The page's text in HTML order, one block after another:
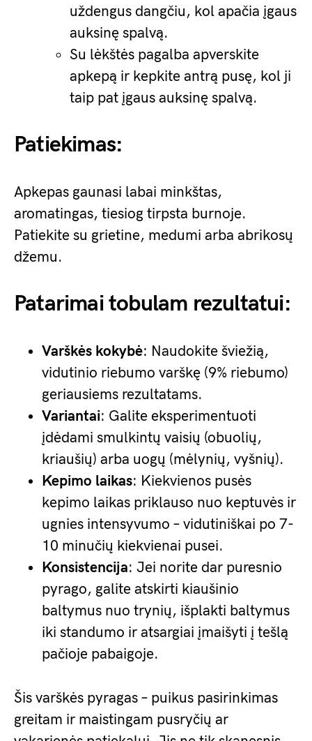
uždengus dangčiu, kol apačia įgaus
auksinę spalvą.
Su lėkštės pagalba apverskite
apkepą ir kepkite antrą pusę, kol ji
taip pat įgaus auksinę spalvą.
Patiekimas:
Apkepas gaunasi labai minkštas,
aromatingas, tiesiog tirpsta burnoje.
Patiekite su grietine, medumi arba abrikosų
džemu.
Patarimai tobulam rezultatui:
Varškės kokybė: Naudokite šviežią,
vidutinio riebumo varškę (9% riebumo)
geriausiems rezultatams.
Variantai: Galite eksperimentuoti
įdėdami smulkintų vaisių (obuolių,
kriaušių) arba uogų (mėlynių, vyšnių).
Kepimo laikas: Kiekvienos pusės
kepimo laikas priklauso nuo keptuvės ir
ugnies intensyvumo – vidutiniškai po 7-
10 minučių kiekvienai pusei.
Konsistencija: Jei norite dar puresnio
pyrago, galite atskirti kiaušinio
baltymus nuo trynių, išplakti baltymus
iki standumo ir atsargiai įmaišyti į tešlą
pačioje pabaigoje.
Šis varškės pyragas – puikus pasirinkimas
greitam ir maistingam pusryčių ar